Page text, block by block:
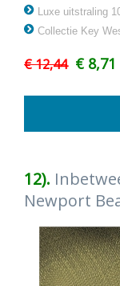
Luxe uitstraling
Collectie Key
€ 12,44 € 8,71
12).
Newport